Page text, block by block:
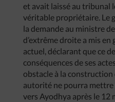
et avait laissé au tribunal
véritable propriétaire. Le
la demande au ministre
d’extrême droite a mis
actuel, déclarant que ce
conséquences de ses
obstacle à la
autorité ne pourra
vers Ayodhya après le 12